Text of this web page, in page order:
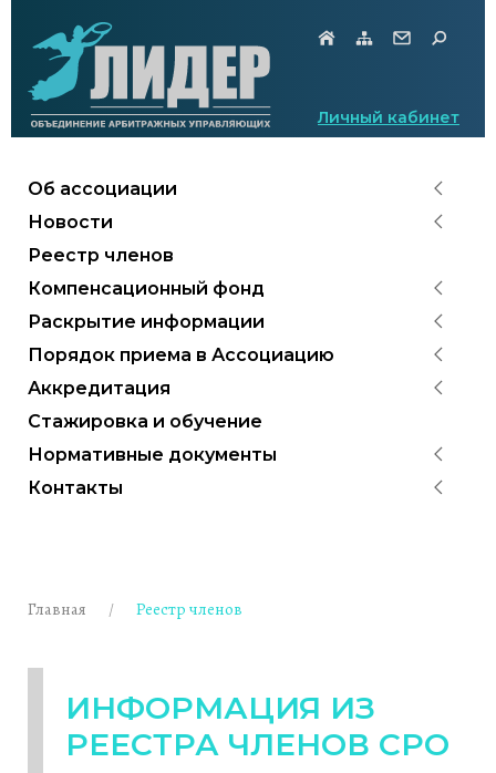
Личный кабинет
Об ассоциации
Новости
Реестр членов
Компенсационный фонд
Раскрытие информации
Порядок приема в Ассоциацию
Аккредитация
Стажировка и обучение
Нормативные документы
Контакты
Главная Реестр членов
ИНФОРМАЦИЯ ИЗ
РЕЕСТРА ЧЛЕНОВ СРО